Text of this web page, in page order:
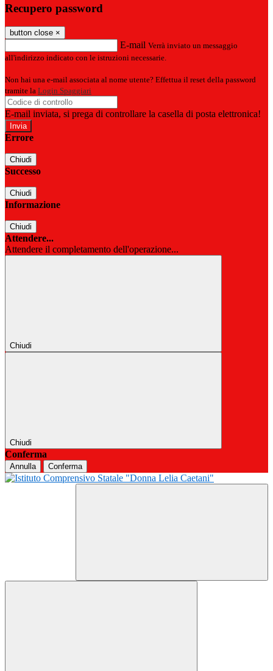
Recupero password
button close ×
E-mail Verrà inviato un messaggio
all'indirizzo indicato con le istruzioni necessarie.
Non hai una e-mail associata al nome utente? Effettua il reset della password
tramite la Login Spaggiari
E-mail inviata, si prega di controllare la casella di posta elettronica!
Errore
Chiudi
Successo
Chiudi
Informazione
Chiudi
Attendere...
Attendere il completamento dell'operazione...
Chiudi
Chiudi
Conferma
Annulla Conferma